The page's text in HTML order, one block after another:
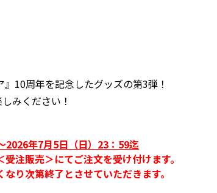
10周年を記念したグッズの第3弾！
みください！
2026年7月5日（日）23：59迄
注販売＞にてご注文を受け付けます。
り次第終了とさせていただきます。